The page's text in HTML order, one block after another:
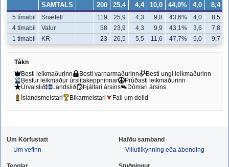
SAMTALS 200 25,4 4,4 10,0 44,0% 4,0 8,4
5 tímabil Snæfell 119 25,9 4,3 9,8 43,6% 4,0 8,5
4 tímabil
Valur 58 23,9 4,3 9,9 43,1% 3,6 7,8
1 tímabil
KR 23 26,5 5,5 11,6 47,7% 5,0 9,7
Tákn
Besti leikmaðurinn
Besti varnarmaðurinn
Besti ungi leikmaðurinn
Bestur leikmaður úrslitakeppninnar
Prúðasti leikmaðurinn
Úrvalslið
Landslið Þjálfari ársins
Dómari ársins
Íslandsmeistari
Bikarmeistari Fall um deild
Um Körfustatt
Um vefinn
Hafðu samband
Villutilkynning eða ábending